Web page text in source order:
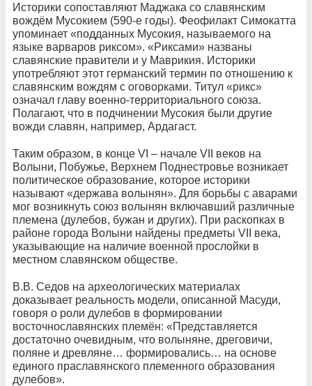
Историки сопоставляют Маджака со славянским
вождём Мусокием (590-е годы). Феофилакт Симокатта
упоминает «подданных Мусокия, называемого на
языке варваров риксом». «Риксами» названы
славянские правители и у Маврикия. Историки
употребляют этот германский термин по отношению к
славянским вождям с оговорками. Титул «рикс»
означал главу военно-территориального союза.
Полагают, что в подчинении Мусокия были другие
вожди славян, например, Ардагаст.
Таким образом, в конце VI – начале VII веков на
Волыни, Побужье, Верхнем Поднестровье возникает
политическое образование, которое историки
называют «держава волынян». Для борьбы с аварами
мог возникнуть союз волынян включавший различные
племена (дулебов, бужан и других). При раскопках в
районе города Волыни найдены предметы VII века,
указывающие на наличие военной прослойки в
местном славянском обществе.
В.В. Седов на археологических материалах
доказывает реальность модели, описанной Масуди,
говоря о роли дулебов в формировании
восточнославянских племён: «Представляется
достаточно очевидным, что волыняне, дреговичи,
поляне и древляне… формировались… на основе
единого праславянского племенного образования
дулебов».